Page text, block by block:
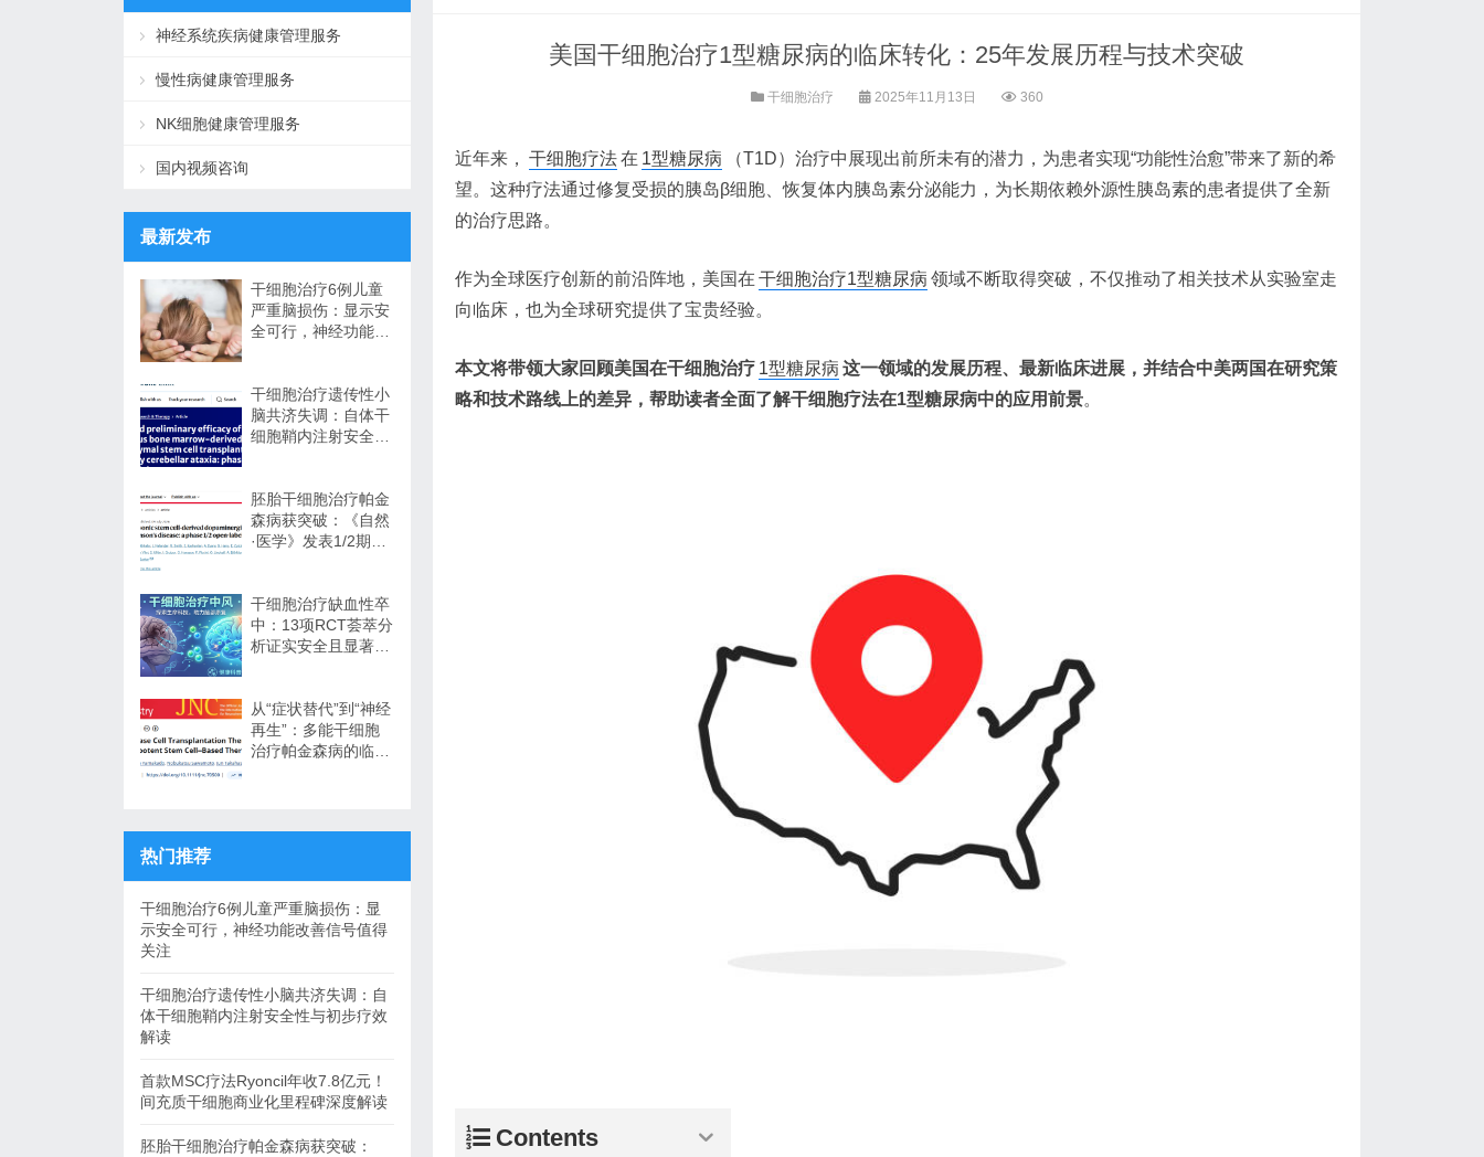
美国干细胞治疗1型糖尿病的临床转化：25年发展历程与技术突破
干细胞治疗 2025年11月13日 360
近年来， 干细胞疗法在 1型糖尿病
（T1D）治疗中展现出前所未有的潜力，为患者实现“功能性治愈”带来了新的希
望。这种疗法通过修复受损的胰岛β细胞、恢复体内胰岛素分泌能力，为长期依赖外源性胰岛素的患者提供了全新
的治疗思路。
作为全球医疗创新的前沿阵地，美国在 干细胞治疗1型糖尿病 领域不断取得突破，不仅推动了相关技术从实验室走
向临床，也为全球研究提供了宝贵经验。
本文将带领大家回顾美国在干细胞治疗 1型糖尿病 这一领域的发展历程、最新临床进展，并结合中美两国在研究策
略和技术路线上的差异，帮助读者全面了解干细胞疗法在1型糖尿病中的应用前景。
Contents
神经系统疾病健康管理服务
慢性病健康管理服务
NK细胞健康管理服务
国内视频咨询
最新发布
干细胞治疗6例儿童
严重脑损伤：显示安
全可行，神经功能改
干细胞治疗遗传性小
脑共济失调：自体干
细胞鞘内注射安全性
胚胎干细胞治疗帕金
森病获突破：《自然
·医学》发表1/2期临
干细胞治疗缺血性卒
中：13项RCT荟萃分
析证实安全且显著改
从“症状替代”到“神经
再生”：多能干细胞
治疗帕金森病的临床
热门推荐
干细胞治疗6例儿童严重脑损伤：显
示安全可行，神经功能改善信号值得
关注
干细胞治疗遗传性小脑共济失调：自
体干细胞鞘内注射安全性与初步疗效
解读
首款MSC疗法Ryoncil年收7.8亿元！
间充质干细胞商业化里程碑深度解读
胚胎干细胞治疗帕金森病获突破：